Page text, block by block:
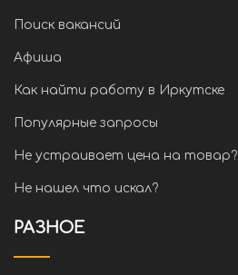
Поиск вакансий
Афиша
Как найти работу в Иркутске
Популярные запросы
Не устраивает цена на товар?
Не нашел что искал?
РАЗНОЕ